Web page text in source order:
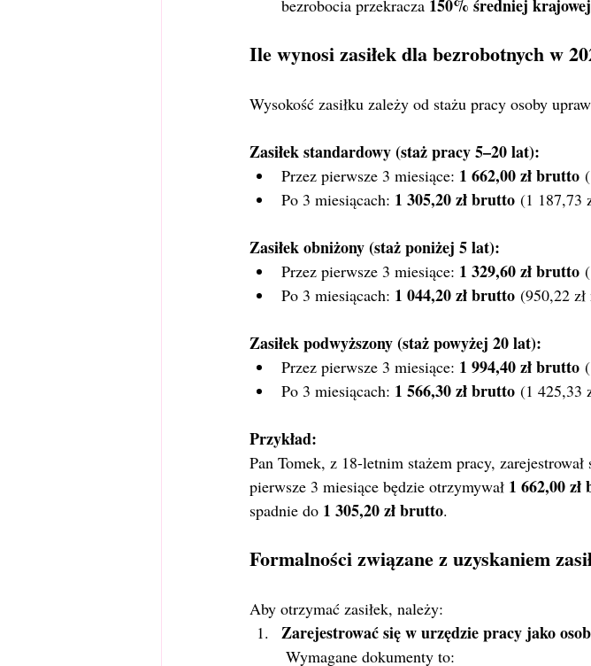
bezrobocia przekracza 150% średniej krajowej
Ile wynosi zasiłek dla bezrobotnych w
Wysokość zasiłku zależy od stażu pracy osoby
Zasiłek standardowy (staż pracy 5–20 lat):
Przez pierwsze 3 miesiące: 1 662,00 zł brutto
Po 3 miesiącach: 1 305,20 zł brutto (1 187,73
Zasiłek obniżony (staż poniżej 5 lat):
Przez pierwsze 3 miesiące: 1 329,60 zł brutto
Po 3 miesiącach: 1 044,20 zł brutto (950,22 zł
Zasiłek podwyższony (staż powyżej 20 lat):
Przez pierwsze 3 miesiące: 1 994,40 zł brutto
Po 3 miesiącach: 1 566,30 zł brutto (1 425,33
Przykład:
Pan Tomek, z 18-letnim stażem pracy,
pierwsze 3 miesiące będzie otrzymywał 1 662,00
spadnie do 1 305,20 zł brutto.
Formalności związane z uzyskaniem
Aby otrzymać zasiłek, należy:
Zarejestrować się w urzędzie pracy jako
Wymagane dokumenty to: